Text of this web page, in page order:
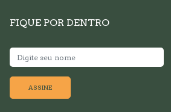
FIQUE POR DENTRO
ASSINE